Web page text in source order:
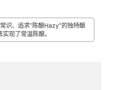
识、追求”陈酿Hazy”的独特酿
现了常温陈酿。